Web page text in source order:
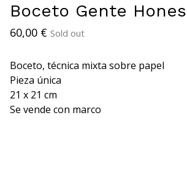
Boceto Gente
60,00 € Sold out
Boceto, técnica mixta sobre papel
Pieza única
21 x 21 cm
Se vende con marco